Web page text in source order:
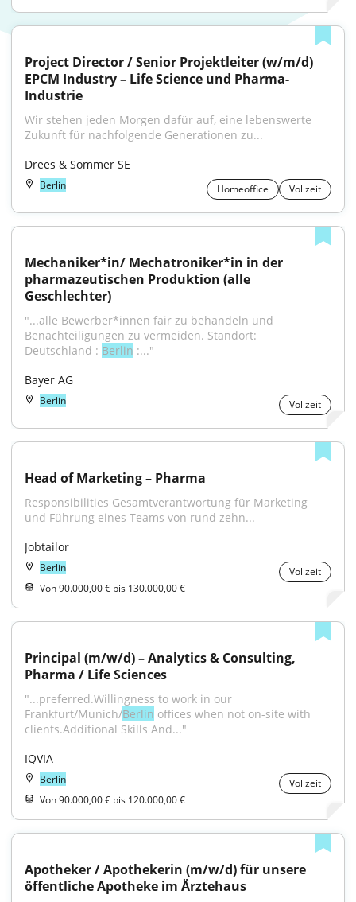
Project Director / Senior Projektleiter (w/m/d)
EPCM Industry – Life Science und Pharma-
Industrie
Wir stehen jeden Morgen dafür auf, eine lebenswerte
Zukunft für nachfolgende Generationen zu...
Drees & Sommer SE
Berlin Homeoffice Vollzeit
Mechaniker*in/ Mechatroniker*in in der
pharmazeutischen Produktion (alle
Geschlechter)
"...alle Bewerber*innen fair zu behandeln und
Benachteiligungen zu vermeiden. Standort: ​​ ​
Deutschland : Berlin :..."
Bayer AG
Berlin Vollzeit
Head of Marketing – Pharma
Responsibilities Gesamtverantwortung für Marketing
und Führung eines Teams von rund zehn...
Jobtailor
Berlin
Vollzeit
Von 90.000,00 € bis 130.000,00 €
Principal (m/w/d) – Analytics & Consulting,
Pharma / Life Sciences
"...preferred.Willingness to work in our
Frankfurt/Munich/Berlin offices when not on-site with
clients.Additional Skills And..."
IQVIA
Berlin
Vollzeit
Von 90.000,00 € bis 120.000,00 €
Apotheker / Apothekerin (m/w/d) für unsere
öffentliche Apotheke im Ärztehaus